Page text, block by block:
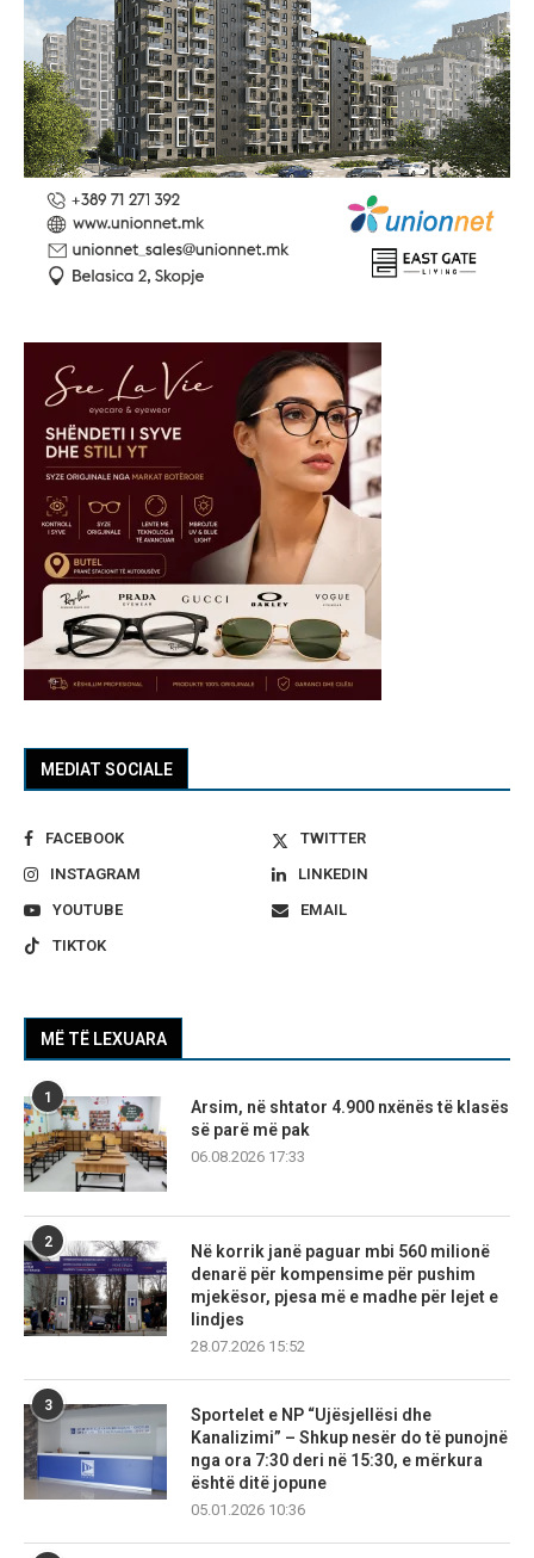
MEDIAT SOCIALE
FACEBOOK
TWITTER
INSTAGRAM
LINKEDIN
YOUTUBE
EMAIL
TIKTOK
MË TË LEXUARA
1
Arsim, në shtator 4.900 nxënës të klasës
së parë më pak
06.08.2026 17:33
2
Në korrik janë paguar mbi 560 milionë
denarë për kompensime për pushim
mjekësor, pjesa më e madhe për lejet e
lindjes
28.07.2026 15:52
3
Sportelet e NP “Ujësjellësi dhe
Kanalizimi” – Shkup nesër do të punojnë
nga ora 7:30 deri në 15:30, e mërkura
është ditë jopune
05.01.2026 10:36